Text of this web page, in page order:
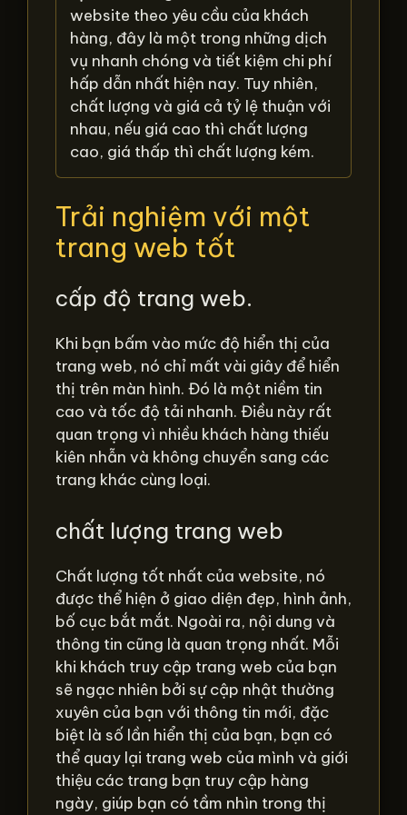
website theo yêu cầu của khách
hàng, đây là một trong những dịch
vụ nhanh chóng và tiết kiệm chi phí
hấp dẫn nhất hiện nay. Tuy nhiên,
chất lượng và giá cả tỷ lệ thuận với
nhau, nếu giá cao thì chất lượng
cao, giá thấp thì chất lượng kém.
Trải nghiệm với một
trang web tốt
cấp độ trang web.
Khi bạn bấm vào mức độ hiển thị của
trang web, nó chỉ mất vài giây để hiển
thị trên màn hình. Đó là một niềm tin
cao và tốc độ tải nhanh. Điều này rất
quan trọng vì nhiều khách hàng thiếu
kiên nhẫn và không chuyển sang các
trang khác cùng loại.
chất lượng trang web
Chất lượng tốt nhất của website, nó
được thể hiện ở giao diện đẹp, hình ảnh,
bố cục bắt mắt. Ngoài ra, nội dung và
thông tin cũng là quan trọng nhất. Mỗi
khi khách truy cập trang web của bạn
sẽ ngạc nhiên bởi sự cập nhật thường
xuyên của bạn với thông tin mới, đặc
biệt là số lần hiển thị của bạn, bạn có
thể quay lại trang web của mình và giới
thiệu các trang bạn truy cập hàng
ngày, giúp bạn có tầm nhìn trong thị